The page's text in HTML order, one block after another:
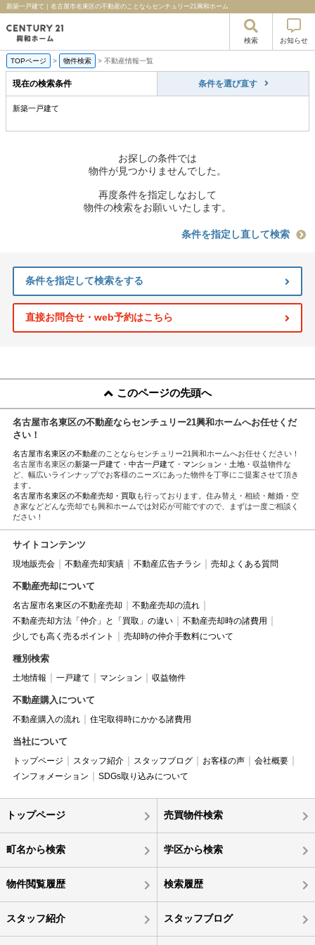
新築一戸建て｜名古屋市名東区の不動産のことならセンチュリー21興和ホーム
検索 お知らせ
TOPページ > 物件検索 > 不動産情報一覧
現在の検索条件 条件を選び直す
新築一戸建て
お探しの条件では
物件が見つかりませんでした。
再度条件を指定しなおして
物件の検索をお願いいたします。
条件を指定し直して検索
条件を指定して検索をする
直接お問合せ・web予約はこちら
このページの先頭へ
名古屋市名東区の不動産ならセンチュリー21興和ホームへお任せくだ
さい！
名古屋市名東区の不動産のことならセンチュリー21興和ホームへお任せください！
名古屋市名東区の新築一戸建て ・ 中古一戸建て ・ マンション ・ 土地・収益物件な
ど、幅広いラインナップでお客様のニーズにあった物件を丁寧にご提案させて頂き
ます。
名古屋市名東区の不動産売却・買取 も行っております。住み替え・相続・離婚・空
き家などどんな売却でも興和ホームでは対応が可能ですので、まずは一度ご相談く
ださい！
サイトコンテンツ
現地販売会 不動産売却実績 不動産広告チラシ 売却よくある質問
不動産売却について
名古屋市名東区の不動産売却
不動産売却の流れ
不動産売却方法「仲介」と「買取」の違い
不動産売却時の諸費用
少しでも高く売るポイント
売却時の仲介手数料について
種別検索
土地情報 一戸建て マンション 収益物件
不動産購入について
不動産購入の流れ 住宅取得時にかかる諸費用
当社について
トップページ スタッフ紹介 スタッフブログ お客様の声
会社概要
インフォメーション
SDGs取り込みについて
トップページ 売買物件検索
町名から検索 学区から検索
物件閲覧履歴 検索履歴
スタッフ紹介 スタッフブログ